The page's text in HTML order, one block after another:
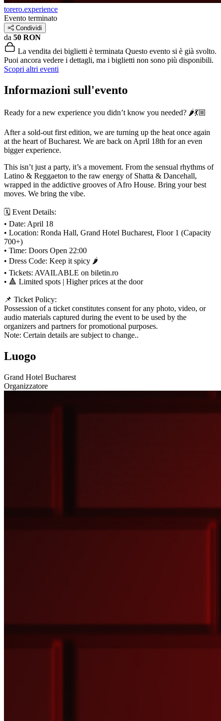
torero.experience
Evento terminato
Condividi
da 50 RON
La vendita dei biglietti è terminata Questo evento si è già svolto.
Puoi ancora vedere i dettagli, ma i biglietti non sono più disponibili.
Scopri altri eventi
Informazioni sull'evento
Ready for a new experience you didn’t know you needed? 🌶️💃🏼
After a sold-out first edition, we are turning up the heat once again
at the heart of Bucharest. We are back on April 18th for an even
bigger experience.
This isn’t just a party, it’s a movement. From the sensual rhythms of
Latino & Reggaeton to the raw energy of Shatta & Dancehall,
wrapped in the addictive grooves of Afro House. Bring your best
moves. We bring the vibe.
🗓 Event Details:
• Date: April 18
• Location: Ronda Hall, Grand Hotel Bucharest, Floor 1 (Capacity
700+)
• Time: Doors Open 22:00
• Dress Code: Keep it spicy 🌶️
• Tickets: AVAILABLE on biletin.ro
• 🔺 Limited spots | Higher prices at the door
📌 Ticket Policy:
Possession of a ticket constitutes consent for any photo, video, or
audio materials captured during the event to be used by the
organizers and partners for promotional purposes.
Note: Certain details are subject to change..
Luogo
Grand Hotel Bucharest
Organizzatore